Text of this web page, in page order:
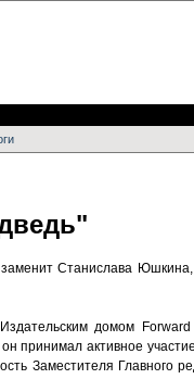
Станислава
домом
принимал активное
Заместителя Главного